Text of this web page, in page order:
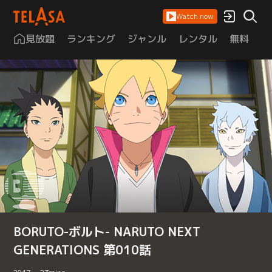
Watch now
見放題 ランキング ジャンル レンタル 無料
BORUTO-ボルト- NARUTO NEXT
GENERATIONS 第010話